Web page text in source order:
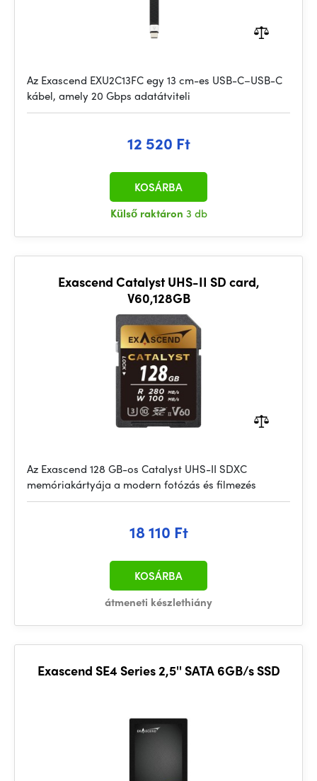
Az Exascend EXU2C13FC egy 13 cm-es USB-C–USB-C
kábel, amely 20 Gbps adatátviteli
12 520 Ft
Külső raktáron 3 db
KOSÁRBA
Exascend Catalyst UHS-II SD card,
V60,128GB
Az Exascend 128 GB-os Catalyst UHS-II SDXC
memóriakártyája a modern fotózás és filmezés
18 110 Ft
átmeneti készlethiány
KOSÁRBA
Exascend SE4 Series 2,5'' SATA 6GB/s SSD